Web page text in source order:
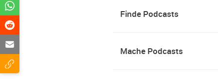
Finde Podcasts
Mache Podcasts